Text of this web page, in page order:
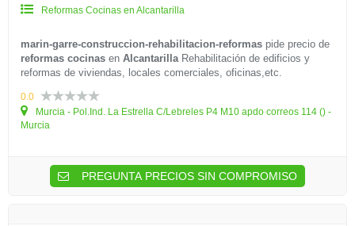
Reformas Cocinas en Alcantarilla
marin-garre-construccion-rehabilitacion-reformas pide precio de
reformas cocinas en AlcantarillaRehabilitación de edificios y
reformas de viviendas, locales comerciales, oficinas,etc.
0.0
Murcia - Pol.Ind. La Estrella C/Lebreles P4 M10 apdo correos 114 () -
Murcia
PREGUNTA PRECIOS SIN COMPROMISO